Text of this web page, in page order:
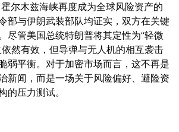
霍尔木兹海峡再度成为全球风险资产的
部与伊朗武装部队均证实，双方在关键
尽管美国总统特朗普将其定性为“轻微
然有效，但导弹与无人机的相互袭击
弱平衡。对于加密市场而言，这不再是
新闻，而是一场关于风险偏好、避险资
的压力测试。